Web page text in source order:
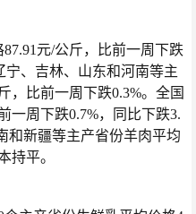
元/公斤，比前一周下跌
宁、吉林、山东和河南等主
，比前一周下跌0.3%。全国
一周下跌0.7%，同比下跌3.
和新疆等主产省份羊肉平均
持平。